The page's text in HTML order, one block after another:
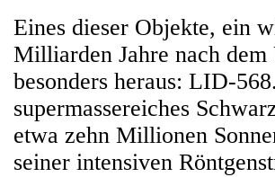
Eines dieser Objekte, ein
Milliarden Jahre nach
besonders heraus: LID-
supermassereiches
etwa zehn Millionen
seiner intensiven